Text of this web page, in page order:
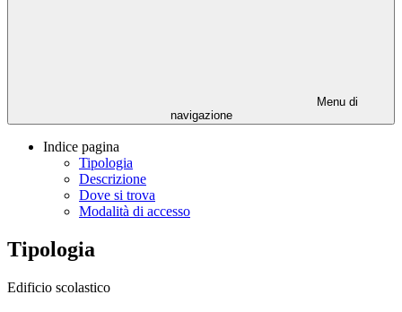
Menu di
navigazione
Indice pagina
Tipologia
Descrizione
Dove si trova
Modalità di accesso
Tipologia
Edificio scolastico